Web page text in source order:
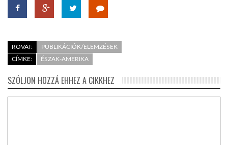
ROVAT:
PUBLIKÁCIÓK/ELEMZÉSEK
CÍMKE:
ÉSZAK-AMERIKA
SZÓLJON HOZZÁ EHHEZ A CIKKHEZ